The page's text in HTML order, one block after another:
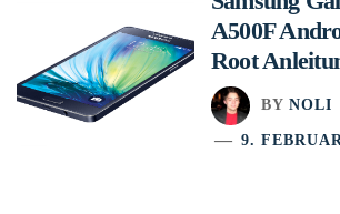
A500F
Root
BY NOLI
9.